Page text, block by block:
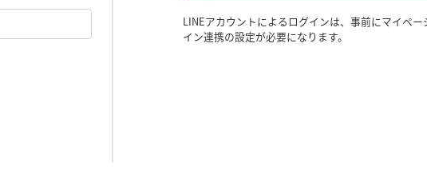
LINEアカウントによるログインは、事前にマイペー
イン連携の設定が必要になります。